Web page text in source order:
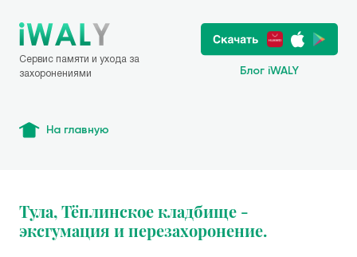
Сервис памяти и ухода за
захоронениями
Блог iWALY
На главную
Тула, Тёплинское кладбище -
эксгумация и перезахоронение.